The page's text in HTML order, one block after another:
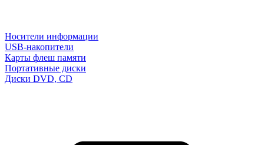
Носители информации
USB-накопители
Карты флеш памяти
Портативные диски
Диски DVD, CD